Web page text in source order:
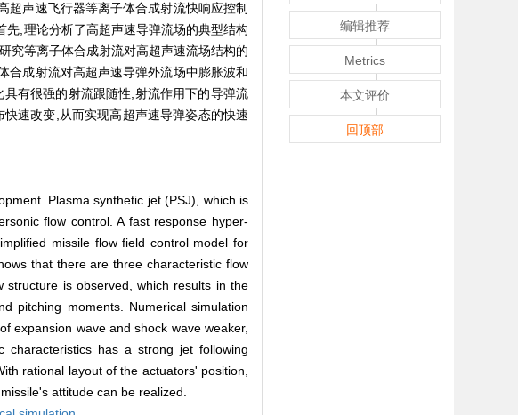
超声速飞行器等离子体合成射流快响应控制
,理论分析了高超声速导弹流场的典型结构
究等离子体合成射流对高超声速流场结构的
合成射流对高超声速导弹外流场中膨胀波和
有很强的射流跟随性,射流作用下的导弹流
速改变,从而实现高超声速导弹姿态的快速
Plasma synthetic jet (PSJ), which is
flow control. A fast response hyper-
missile flow field control model for
that there are three characteristic flow
is observed, which results in the
pitching moments. Numerical simulation
expansion wave and shock wave weaker,
has a strong jet following
rational layout of the actuators' position,
attitude can be realized.
编辑推荐
Metrics
本文评价
回顶部